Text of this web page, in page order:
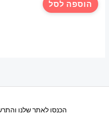
הוספה לסל
הכנסו לאתר שלנו